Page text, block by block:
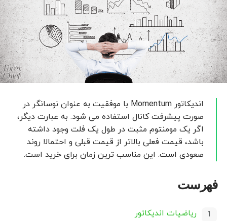
اندیکاتور Momentum با موفقیت به عنوان نوسانگر در
صورت پیشرفت کانال استفاده می شود. به عبارت دیگر،
اگر یک مومنتوم مثبت در طول یک فلت وجود داشته
باشد، قیمت فعلی بالاتر از قیمت قبلی و احتمالا روند
صعودی است. این مناسب ترین زمان برای خرید است.
فهرست
ریاضیات اندیکاتور